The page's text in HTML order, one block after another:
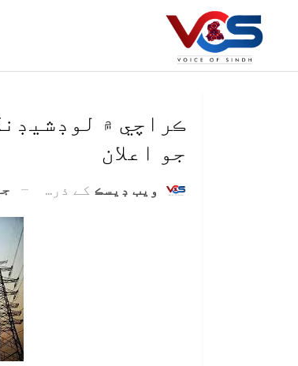
ڪراچي ۾
جو اعلان
ويب ڊيسڪ کے ذریعہ